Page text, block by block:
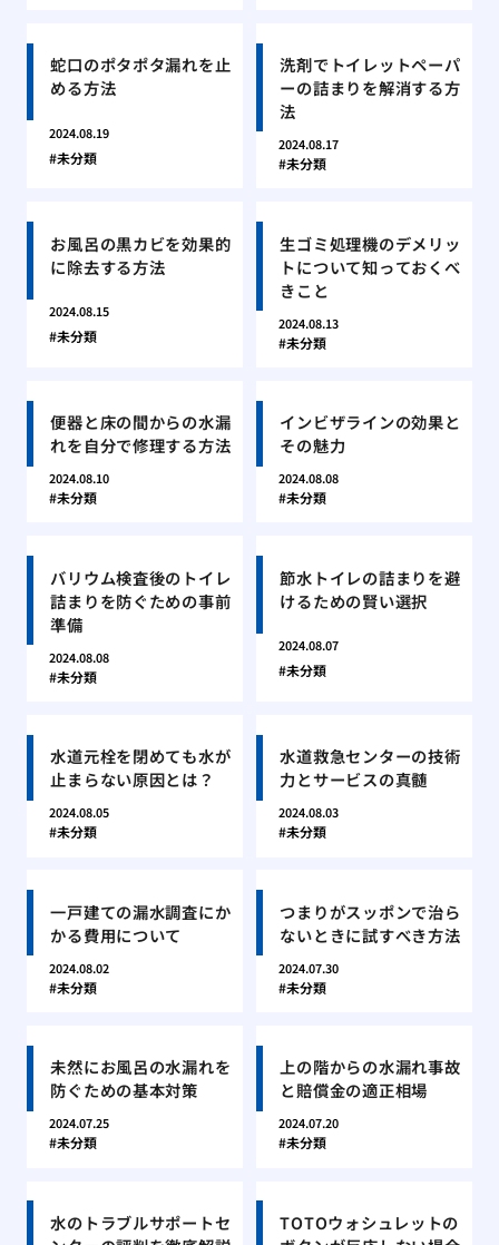
蛇口のポタポタ漏れを止
める方法
2024.08.19
未分類
洗剤でトイレットペーパ
ーの詰まりを解消する方
法
2024.08.17
未分類
お風呂の黒カビを効果的
に除去する方法
2024.08.15
未分類
生ゴミ処理機のデメリッ
トについて知っておくべ
きこと
2024.08.13
未分類
便器と床の間からの水漏
れを自分で修理する方法
2024.08.10
未分類
インビザラインの効果と
その魅力
2024.08.08
未分類
バリウム検査後のトイレ
詰まりを防ぐための事前
準備
2024.08.08
未分類
節水トイレの詰まりを避
けるための賢い選択
2024.08.07
未分類
水道元栓を閉めても水が
止まらない原因とは？
2024.08.05
未分類
水道救急センターの技術
力とサービスの真髄
2024.08.03
未分類
一戸建ての漏水調査にか
かる費用について
2024.08.02
未分類
つまりがスッポンで治ら
ないときに試すべき方法
2024.07.30
未分類
未然にお風呂の水漏れを
防ぐための基本対策
2024.07.25
未分類
上の階からの水漏れ事故
と賠償金の適正相場
2024.07.20
未分類
水のトラブルサポートセ
TOTOウォシュレットの